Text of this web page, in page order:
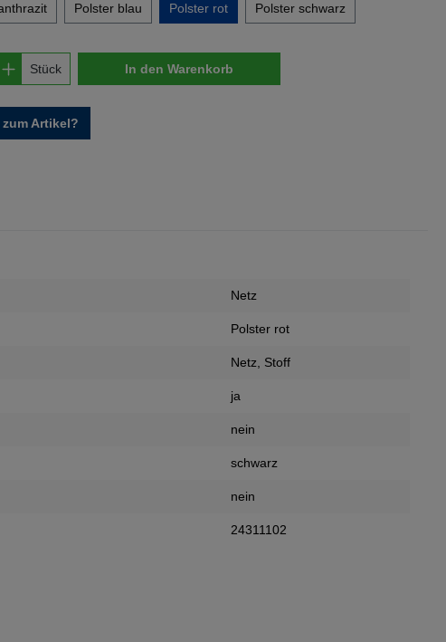
Polster blau Polster rot Polster schwarz
Anzahl: Gib den gewünschten Wert ein
Stück In den Warenkorb
zum Artikel?
Netz
Polster rot
Netz, Stoff
ja
nein
schwarz
nein
24311102